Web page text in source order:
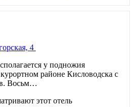
4
у подножия
районе Кисловодска с
Восьм…
этот отель